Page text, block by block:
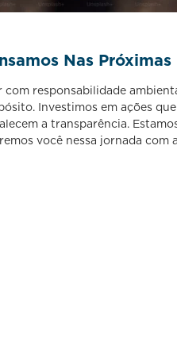
Nas Próximas
com responsabilidade
Investimos em ações
a transparência.
você nessa jornada com